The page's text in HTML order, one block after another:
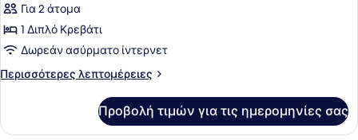
Economy
Δίκλινο
Δωμάτιο
(Double),
1
Κρεβάτι,
Για 2 άτομα
1 Διπλό Κρεβάτι
Δωρεάν ασύρματο ίντερνετ
Περισσότερες λεπτομέρειες
Περισσότερες
Δίκλινο
Προβολή τιμών για τις ημερομηνίες σας